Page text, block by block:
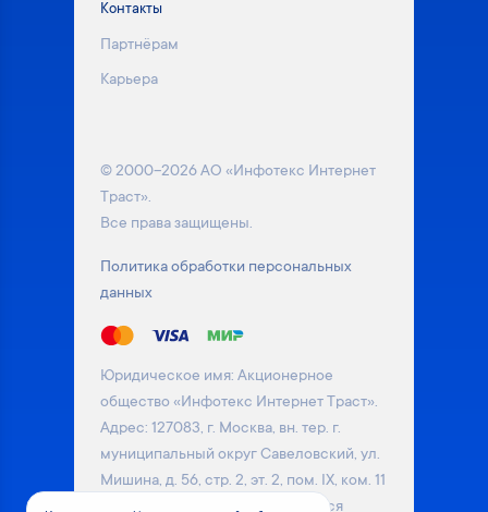
Контакты
Партнёрам
Карьера
© 2000–2026 АО «Инфотекс Интернет
Траст».
Все права защищены.
Политика обработки персональных
данных
Юридическое имя: Акционерное
общество «Инфотекс Интернет Траст».
Адрес: 127083, г. Москва, вн. тер. г.
муниципальный округ Савеловский, ул.
Мишина, д. 56, стр. 2, эт. 2, пом. IX, ком. 11
Информация на сайте не является